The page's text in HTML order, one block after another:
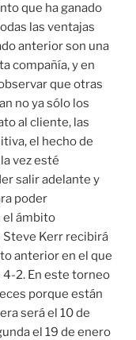
que ha ganado
las ventajas
anterior son una
compañía, y en
que otras
no ya sólo los
al cliente, las
el hecho de
vez esté
salir adelante y
poder
el ámbito
Steve Kerr recibirá
anterior en el que
2. En este torneo
porque están
será el 10 de
el 19 de enero